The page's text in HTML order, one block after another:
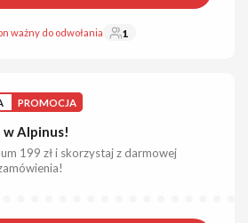
ważny do odwołania 1
PROMOCJA
w Alpinus!
199 zł i skorzystaj z darmowej